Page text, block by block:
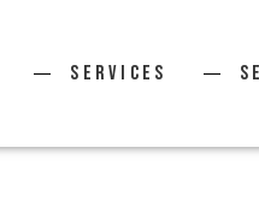
Services